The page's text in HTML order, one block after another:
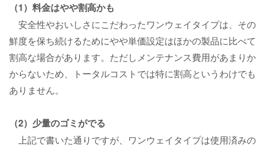
（1）料金はやや割高かも
安全性やおいしさにこだわったワンウェイタイプは、その
鮮度を保ち続けるためにやや単価設定はほかの製品に比べて
割高な場合があります。ただしメンテナンス費用があまりか
からないため、トータルコストでは特に割高というわけでも
ありません。
（2）少量のゴミがでる
上記で書いた通りですが、ワンウェイタイプは使用済みの